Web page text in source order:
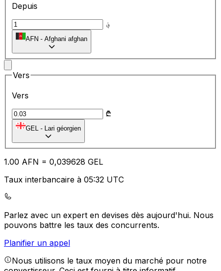
Depuis
؋
AFN - Afghani afghan
Vers
Vers
₾
GEL - Lari géorgien
1.00 AFN = 0,039628 GEL
Taux interbancaire à 05:32 UTC
Parlez avec un expert en devises dès aujourd'hui. Nous
pouvons battre les taux des concurrents.
Planifier un appel
Nous utilisons le taux moyen du marché pour notre